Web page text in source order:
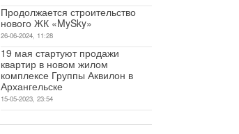
Продолжается строительство
нового ЖК «MySky»
26-06-2024, 11:28
19 мая стартуют продажи
квартир в новом жилом
комплексе Группы Аквилон в
Архангельске
15-05-2023, 23:54